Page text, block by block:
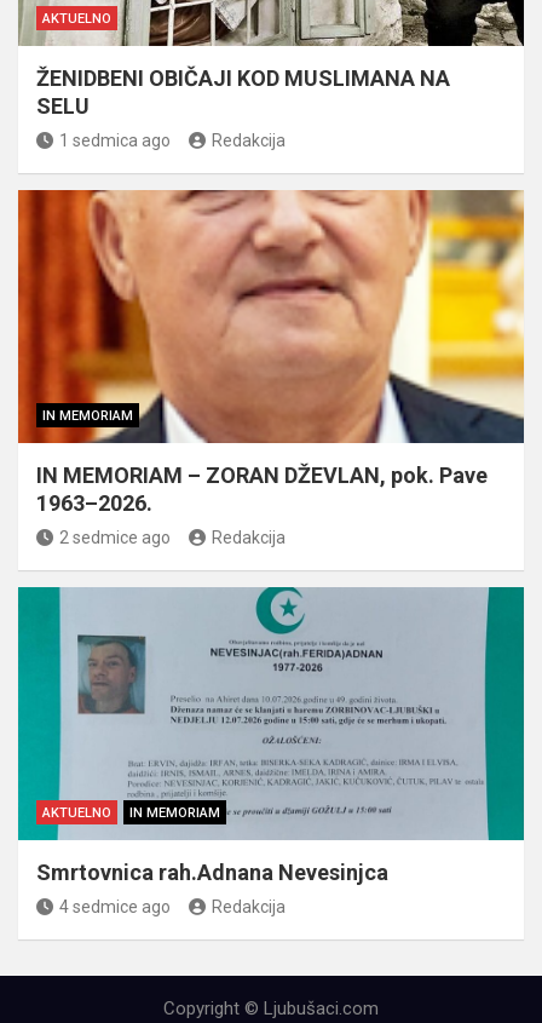
AKTUELNO
ŽENIDBENI OBIČAJI KOD MUSLIMANA NA
SELU
1 sedmica ago Redakcija
IN MEMORIAM
IN MEMORIAM – ZORAN DŽEVLAN, pok. Pave
1963–2026.
2 sedmice ago Redakcija
AKTUELNO IN MEMORIAM
Smrtovnica rah.Adnana Nevesinjca
4 sedmice ago Redakcija
Copyright © Ljubušaci.com